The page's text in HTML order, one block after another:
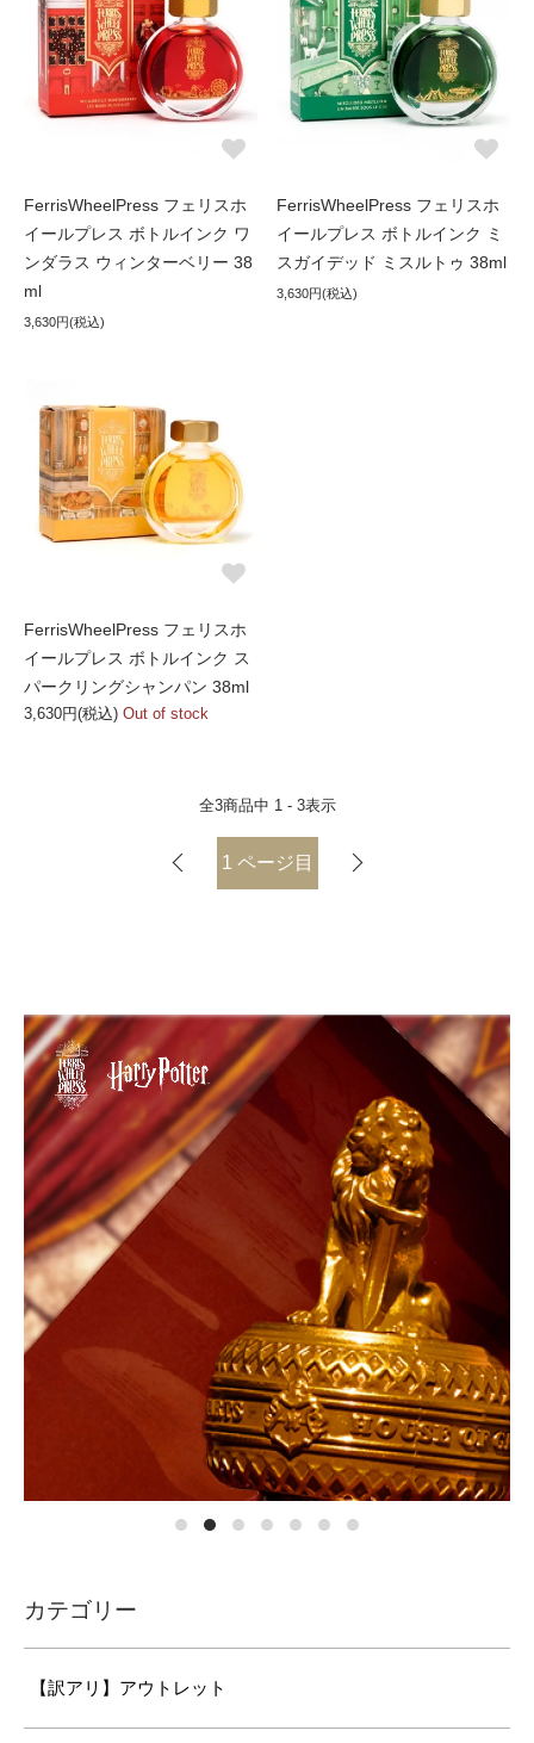
FerrisWheelPress フェリスホ
イールプレス ボトルインク ワ
ンダラス ウィンターベリー 38
ml
3,630円(税込)
FerrisWheelPress フェリスホ
イールプレス ボトルインク ミ
スガイデッド ミスルトゥ 38ml
3,630円(税込)
FerrisWheelPress フェリスホ
イールプレス ボトルインク ス
パークリングシャンパン 38ml
3,630円(税込) Out of stock
全3商品中 1 - 3表示
1 ページ目
カテゴリー
【訳アリ】アウトレット